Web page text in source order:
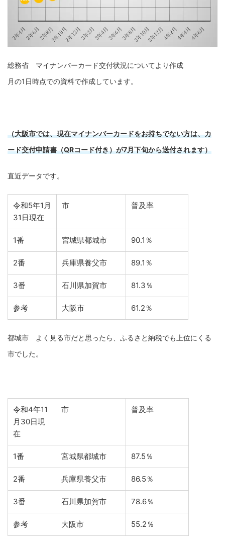
総務省 マイナンバーカード交付状況についてより作成
月の1日時点での資料で作成しています。
（大阪市では、現在マイナンバーカードをお持ちでない方は、カ
ード交付申請書（QRコード付き）が7月下旬から送付されます）
直近データです。
令和5年1月
31日現在
市 普及率
1番 宮城県都城市 90.1％
2番 兵庫県養父市 89.1％
3番 石川県加賀市 81.3％
参考 大阪市 61.2％
都城市 よく見る市だと思ったら、ふるさと納税でも上位にくる
市でした。
令和4年11
月30日現
在
市 普及率
1番 宮城県都城市 87.5％
2番 兵庫県養父市 86.5％
3番 石川県加賀市 78.6％
参考 大阪市 55.2％